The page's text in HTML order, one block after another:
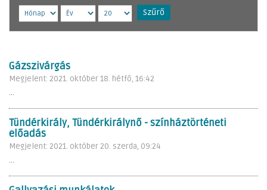
Szűrő
Gázszivárgás
Megjelent: 2021. október 18. hétfő, 16:42
...
Tündérkirály, Tündérkirálynő - színháztörténeti
előadás
Megjelent: 2021. október 20. szerda, 09:24
...